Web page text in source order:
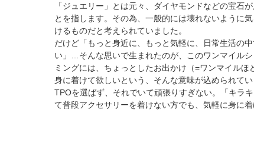
「ジュエリー」とは元々、ダイヤモンドなどの宝石
とを指します。その為、一般的には壊れないように
けるものだと考えられていました。
だけど「もっと身近に、もっと気軽に、日常生活の
い」…そんな思いで生まれたのが、このワンマイル
ミングには、ちょっとしたお出かけ（=ワンマイル
身に着けて欲しいという、そんな意味が込められてい
TPOを選ばず、それでいて頑張りすぎない。「キラ
て普段アクセサリーを着けない方でも、気軽に身に